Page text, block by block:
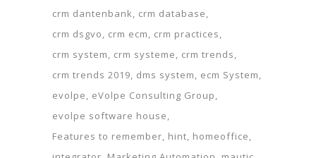
crm dantenbank crm database
crm dsgvo
crm ecm
crm practices
crm system
crm systeme
crm trends
crm trends 2019 dms system
ecm System
evolpe
eVolpe Consulting Group
evolpe software house
Features to remember hint homeoffice